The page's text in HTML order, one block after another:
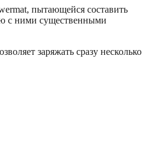
пытающейся составить
с ними существенными
заряжать сразу несколько